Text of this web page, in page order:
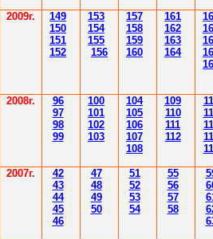
2009г.
149
150
151
152
153
154
155
156
157
158
159
160
161
162
163
164
2008г.
96
97
98
99
100
101
102
103
104
105
106
107
108
109
110
111
112
2007г.
42
43
44
45
46
47
48
49
50
51
52
53
54
55
56
57
58